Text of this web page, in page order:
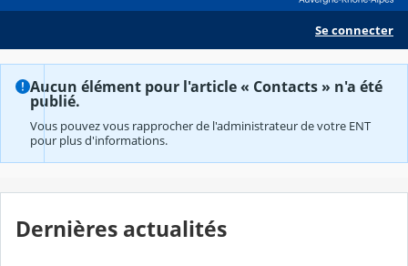
Se connecter
Aucun élément pour l'article « Contacts » n'a été
publié.
Vous pouvez vous rapprocher de l'administrateur de votre ENT
pour plus d'informations.
Dernières actualités